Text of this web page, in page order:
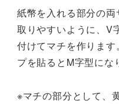
紙幣を入れる部分の
取りやすいように、V
付けてマチを作りま
プを貼るとM字型にな
※マチの部分として、